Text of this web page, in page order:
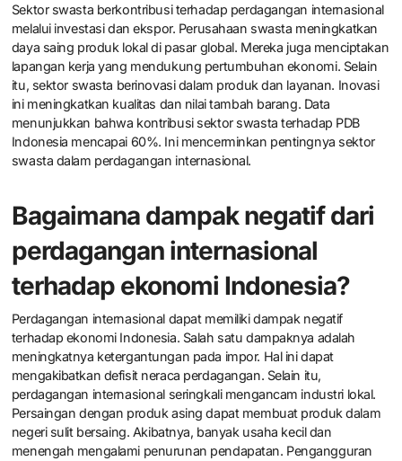
Sektor swasta berkontribusi terhadap perdagangan internasional
melalui investasi dan ekspor. Perusahaan swasta meningkatkan
daya saing produk lokal di pasar global. Mereka juga menciptakan
lapangan kerja yang mendukung pertumbuhan ekonomi. Selain
itu, sektor swasta berinovasi dalam produk dan layanan. Inovasi
ini meningkatkan kualitas dan nilai tambah barang. Data
menunjukkan bahwa kontribusi sektor swasta terhadap PDB
Indonesia mencapai 60%. Ini mencerminkan pentingnya sektor
swasta dalam perdagangan internasional.
Bagaimana dampak negatif dari
perdagangan internasional
terhadap ekonomi Indonesia?
Perdagangan internasional dapat memiliki dampak negatif
terhadap ekonomi Indonesia. Salah satu dampaknya adalah
meningkatnya ketergantungan pada impor. Hal ini dapat
mengakibatkan defisit neraca perdagangan. Selain itu,
perdagangan internasional seringkali mengancam industri lokal.
Persaingan dengan produk asing dapat membuat produk dalam
negeri sulit bersaing. Akibatnya, banyak usaha kecil dan
menengah mengalami penurunan pendapatan. Pengangguran